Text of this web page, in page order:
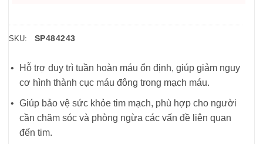
SKU: SP484243
Hỗ trợ duy trì tuần hoàn máu ổn định, giúp giảm nguy
cơ hình thành cục máu đông trong mạch máu.
Giúp bảo vệ sức khỏe tim mạch, phù hợp cho người
cần chăm sóc và phòng ngừa các vấn đề liên quan
đến tim.